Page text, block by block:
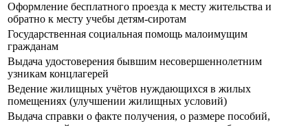
Оформление бесплатного проезда к месту жительства и
обратно к месту учебы детям-сиротам
Государственная социальная помощь малоимущим
гражданам
Выдача удостоверения бывшим несовершеннолетним
узникам концлагерей
Ведение жилищных учётов нуждающихся в жилых
помещениях (улучшении жилищных условий)
Выдача справки о факте получения, о размере пособий,